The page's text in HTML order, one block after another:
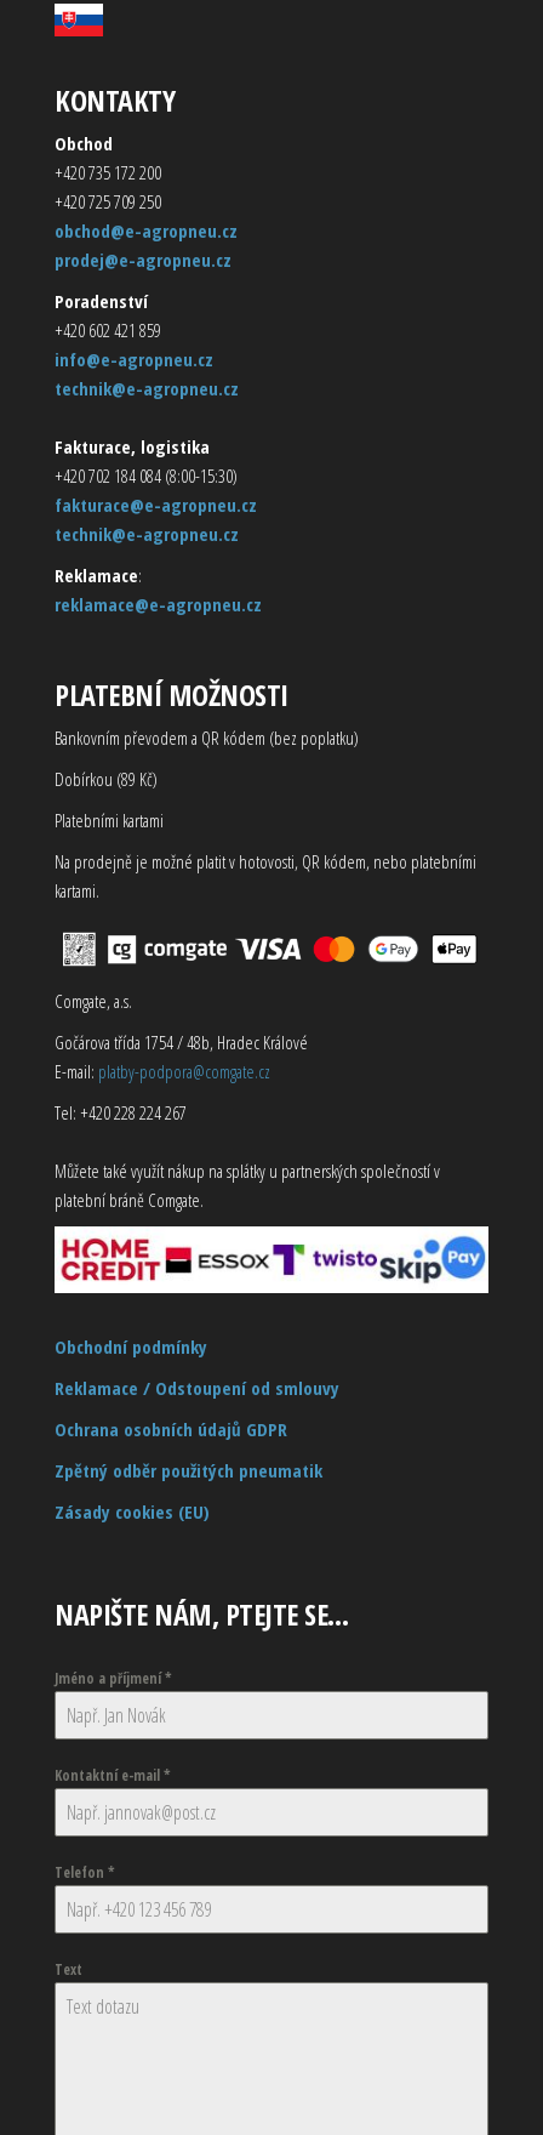
KONTAKTY
Obchod
+420 735 172 200
+420 725 709 250
obchod@e-agropneu.cz
prodej@e-agropneu.cz
Poradenství
+420 602 421 859
info@e-agropneu.cz
technik@e-agropneu.cz
Fakturace, logistika
+420 702 184 084 (8:00-15:30)
fakturace@e-agropneu.cz
technik@e-agropneu.cz
Reklamace:
reklamace@e-agropneu.cz
PLATEBNÍ MOŽNOSTI
Bankovním převodem a QR kódem (bez poplatku)
Dobírkou (89 Kč)
Platebními kartami
Na prodejně je možné platit v hotovosti, QR kódem, nebo platebními
kartami.
Comgate, a.s.
Gočárova třída 1754 / 48b, Hradec Králové
E-mail: platby-podpora@comgate.cz
Tel: +420 228 224 267
Můžete také využít nákup na splátky u partnerských společností v
platební bráně Comgate.
Obchodní podmínky
Reklamace / Odstoupení od smlouvy
Ochrana osobních údajů GDPR
Zpětný odběr použitých pneumatik
Zásady cookies (EU)
NAPIŠTE NÁM, PTEJTE SE…
Jméno a příjmení*
Kontaktní e-mail*
Telefon *
Text